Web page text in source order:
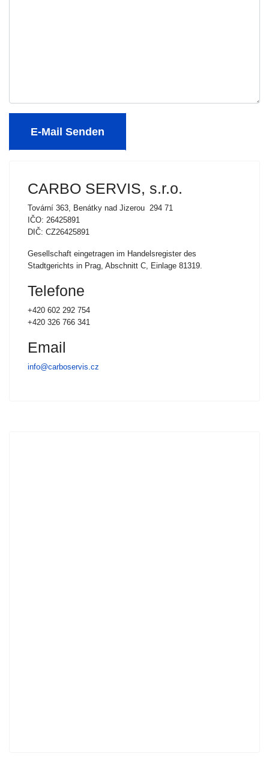
E-Mail Senden
CARBO SERVIS, s.r.o.
Tovární 363, Benátky nad Jizerou 294 71
IČO: 26425891
DIČ: CZ26425891
Gesellschaft eingetragen im Handelsregister des
Stadtgerichts in Prag, Abschnitt C, Einlage 81319.
Telefone
+420 602 292 754
+420 326 766 341
Email
info@carboservis.cz